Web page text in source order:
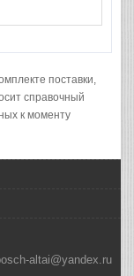
поставки,
справочный
к моменту
altai@yandex.ru